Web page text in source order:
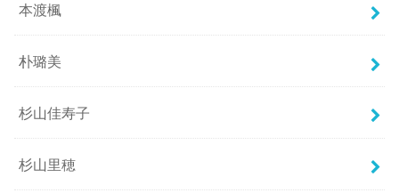
本渡楓
朴璐美
杉山佳寿子
杉山里穂